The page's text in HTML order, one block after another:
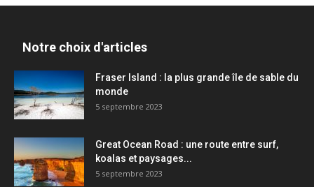
Notre choix d'articles
Fraser Island : la plus grande île de sable du
monde
5 septembre 2023
Great Ocean Road : une route entre surf,
koalas et paysages...
5 septembre 2023